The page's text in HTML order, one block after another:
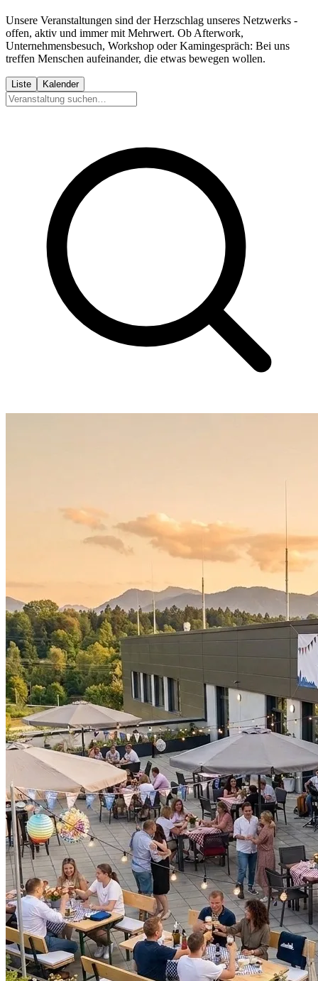
Unsere Veranstaltungen sind der Herzschlag unseres Netzwerks -
offen, aktiv und immer mit Mehrwert. Ob Afterwork,
Unternehmensbesuch, Workshop oder Kamingespräch: Bei uns
treffen Menschen aufeinander, die etwas bewegen wollen.
Liste Kalender